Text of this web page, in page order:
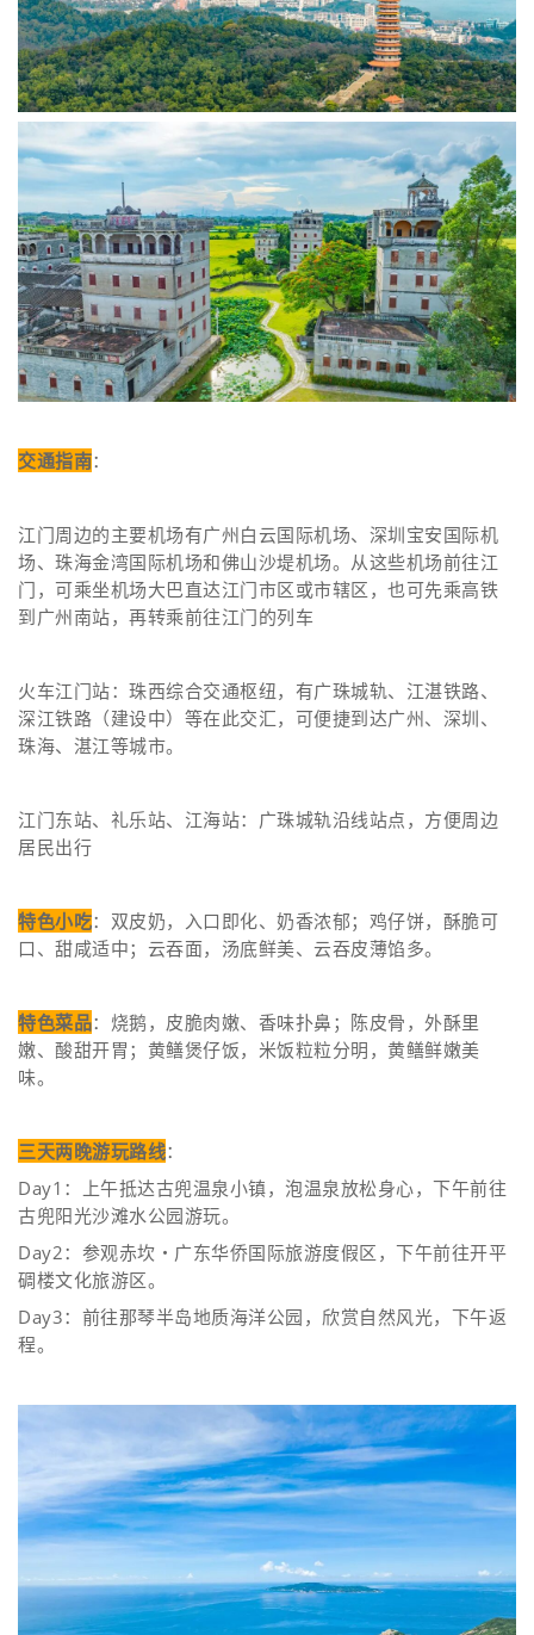
交通指南：
江门周边的主要机场有广州白云国际机场、深圳宝安国际机
场、珠海金湾国际机场和佛山沙堤机场。从这些机场前往江
门，可乘坐机场大巴直达江门市区或市辖区，也可先乘高铁
到广州南站，再转乘前往江门的列车
火车江门站：珠西综合交通枢纽，有广珠城轨、江湛铁路、
深江铁路（建设中）等在此交汇，可便捷到达广州、深圳、
珠海、湛江等城市。
江门东站、礼乐站、江海站：广珠城轨沿线站点，方便周边
居民出行
特色小吃：双皮奶，入口即化、奶香浓郁；鸡仔饼，酥脆可
口、甜咸适中；云吞面，汤底鲜美、云吞皮薄馅多。
特色菜品：烧鹅，皮脆肉嫩、香味扑鼻；陈皮骨，外酥里
嫩、酸甜开胃；黄鳝煲仔饭，米饭粒粒分明，黄鳝鲜嫩美
味。
三天两晚游玩路线：
Day1：上午抵达古兜温泉小镇，泡温泉放松身心，下午前往
古兜阳光沙滩水公园游玩。
Day2：参观赤坎・广东华侨国际旅游度假区，下午前往开平
碉楼文化旅游区。
Day3：前往那琴半岛地质海洋公园，欣赏自然风光，下午返
程。